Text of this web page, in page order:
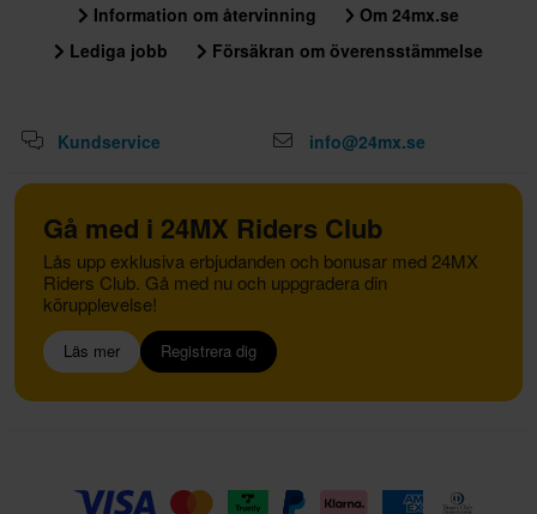
Information om återvinning
Om 24mx.se
Lediga jobb
Försäkran om överensstämmelse
Kundservice info@24mx.se
Gå med i 24MX Riders Club
Lås upp exklusiva erbjudanden och bonusar med 24MX
Riders Club. Gå med nu och uppgradera din
körupplevelse!
Läs mer Registrera dig